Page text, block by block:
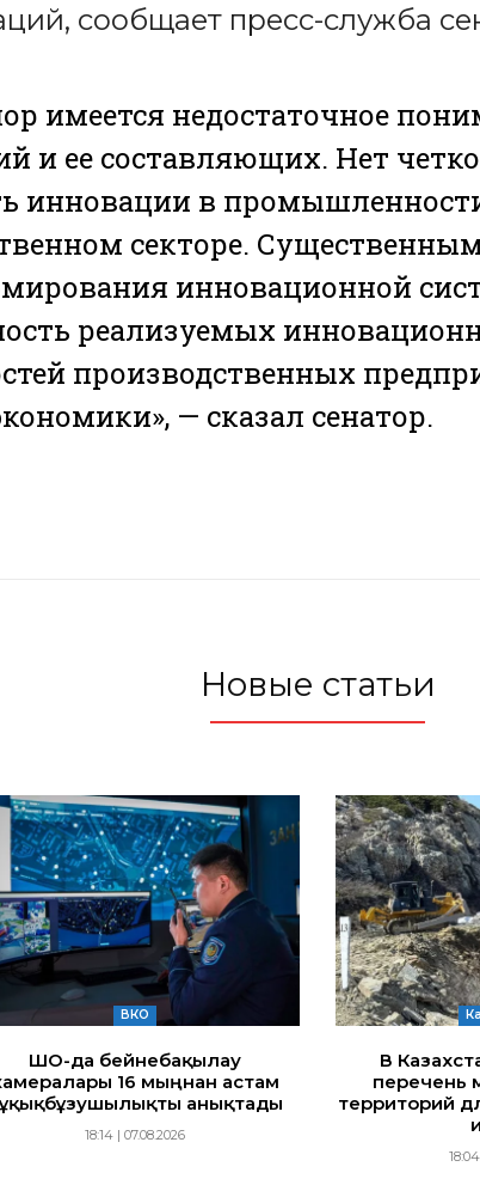
сообщает пресс-служба
имеется недостаточное
и ее составляющих. Нет
инновации в
секторе.
инновационной
реализуемых
производственных
— сказал сенатор.
Новые статьи
ВКО
ШҚО-да бейнебақылау
16 мыңнан астам
анықтады
18:14 | 07.08.2026
В
перечень
территорий